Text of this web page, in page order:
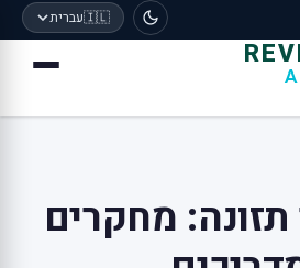
🇮🇱עברית
תזונה: מחקרים